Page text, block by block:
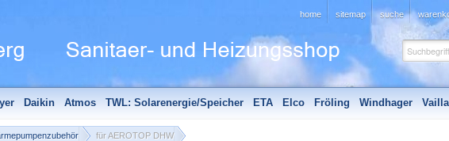
home sitemap suche
Daikin Atmos TWL: Solarenergie/Speicher ETA Elco Fröling Windhager
Edle Badheizkörper Sanitär - Aktionen
für AEROTOP DHW